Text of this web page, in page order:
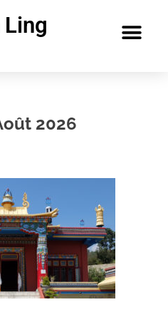
2026